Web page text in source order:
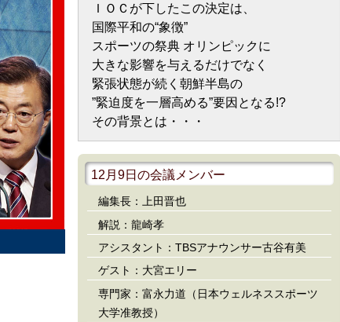
ＩＯＣが下したこの決定は、
国際平和の“象徴”
スポーツの祭典 オリンピックに
大きな影響を与えるだけでなく
緊張状態が続く朝鮮半島の
”緊迫度を一層高める”要因となる!?
その背景とは・・・
12月9日の会議メンバー
編集長：上田晋也
解説：龍崎孝
アシスタント：TBSアナウンサー古谷有美
ゲスト：大宮エリー
専門家：富永力道（日本ウェルネススポーツ
大学准教授）